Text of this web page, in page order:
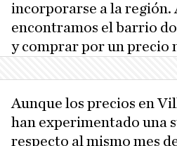
incorporarse a la región.
encontramos el barrio
y comprar por un precio
Aunque los precios en
han experimentado una
respecto al mismo mes